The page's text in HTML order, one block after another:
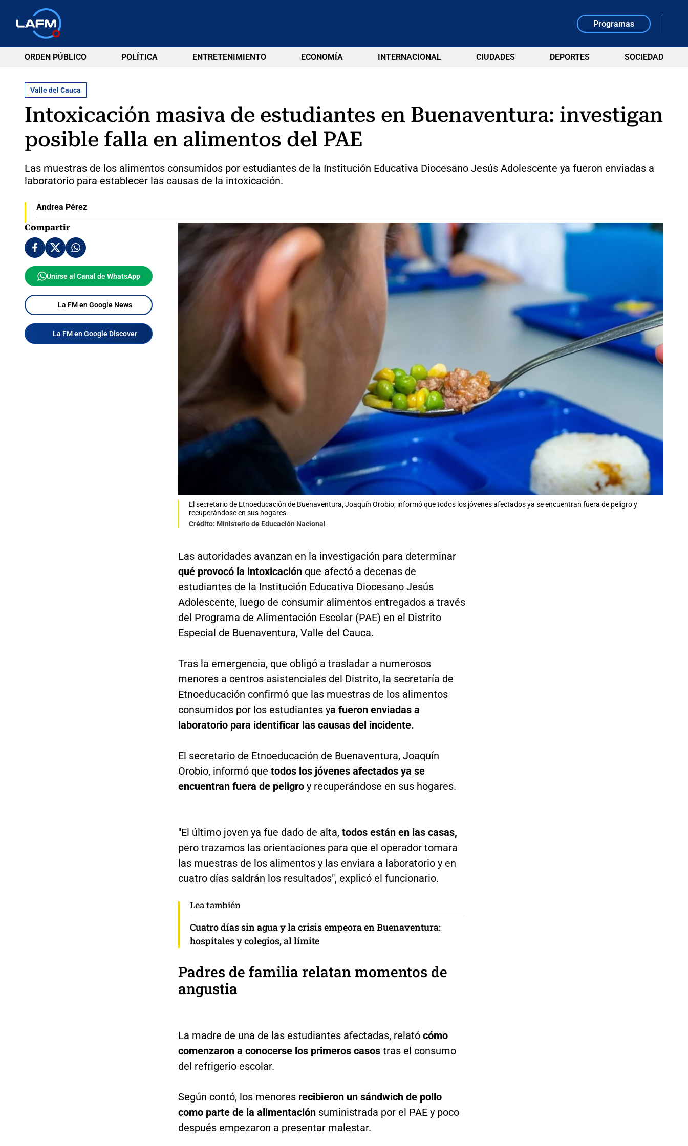
Programas
ORDEN PÚBLICO POLÍTICA ENTRETENIMIENTO ECONOMÍA INTERNACIONAL CIUDADES DEPORTES SOCIEDAD
Valle del Cauca
Intoxicación masiva de estudiantes en Buenaventura: investigan
posible falla en alimentos del PAE
Las muestras de los alimentos consumidos por estudiantes de la Institución Educativa Diocesano Jesús Adolescente ya fueron enviadas a
laboratorio para establecer las causas de la intoxicación.
Andrea Pérez
Compartir
Unirse al Canal de WhatsApp
La FM en Google News
La FM en Google Discover
El secretario de Etnoeducación de Buenaventura, Joaquín Orobio, informó que todos los jóvenes afectados ya se encuentran fuera de peligro y
recuperándose en sus hogares.
Crédito: Ministerio de Educación Nacional
Las autoridades avanzan en la investigación para determinar
qué provocó la intoxicaciónque afectó a decenas de
estudiantes de la Institución Educativa Diocesano Jesús
Adolescente, luego de consumir alimentos entregados a través
del Programa de Alimentación Escolar (PAE) en el Distrito
Especial de Buenaventura, Valle del Cauca.
Tras la emergencia, que obligó a trasladar a numerosos
menores a centros asistenciales del Distrito, la secretaría de
Etnoeducación confirmó que las muestras de los alimentos
consumidos por los estudiantes ya fueron enviadas a
laboratorio para identificar las causas del incidente.
El secretario de Etnoeducación de Buenaventura, Joaquín
Orobio, informó que todos los jóvenes afectados ya se
encuentran fuera de peligroy recuperándose en sus hogares.
"El último joven ya fue dado de alta, todos están en las casas,
pero trazamos las orientaciones para que el operador tomara
las muestras de los alimentos y las enviara a laboratorio y en
cuatro días saldrán los resultados", explicó el funcionario.
Lea también
Cuatro días sin agua y la crisis empeora en Buenaventura:
hospitales y colegios, al límite
Padres de familia relatan momentos de
angustia
La madre de una de las estudiantes afectadas, relatócómo
comenzaron a conocerse los primeros casostras el consumo
del refrigerio escolar.
Según contó, los menoresrecibieron un sándwich de pollo
como parte de la alimentaciónsuministrada por el PAE y poco
después empezaron a presentar malestar.